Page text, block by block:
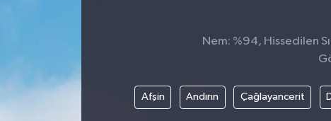
Nem: %94, Hissedilen
Afşin Andırın Çağlayancerit